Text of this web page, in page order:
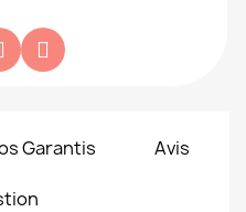
Garantis Avis